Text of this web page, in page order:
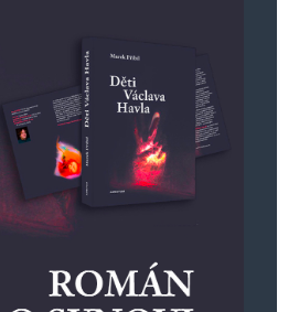
mieste sedel doma a čakal
vyvrbí?
jako
zvolený prezident?